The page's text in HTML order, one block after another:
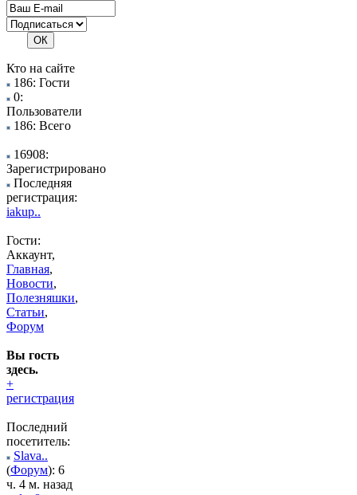
Кто на сайте
186: Гости
0:
Пользователи
186: Всего
16908:
Зарегистрировано
Последняя
регистрация:
iakup..
Гости:
Аккаунт,
Главная,
Новости,
Полезняшки,
Статьи,
Форум
Вы гость
здесь.
+
регистрация
Последний
посетитель:
Slava..
(Форум): 6
ч. 4 м. назад